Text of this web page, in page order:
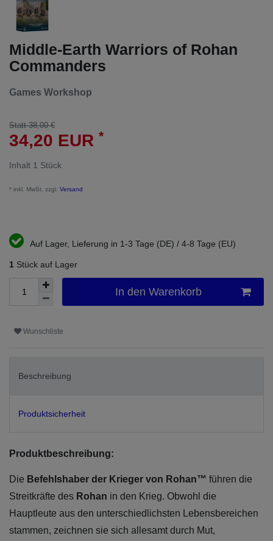
Middle-Earth Warriors of Rohan
Commanders
Games Workshop
Statt 38,00 €
34,20 EUR *
Inhalt 1 Stück
* inkl. MwSt. zzgl. Versand
Auf Lager, Lieferung in 1-3 Tage (DE) / 4-8 Tage (EU)
1 Stück auf Lager
In den Warenkorb
Wunschliste
Beschreibung
Produktsicherheit
Produktbeschreibung:
Die Befehlshaber der Krieger von Rohan™ führen die
Streitkräfte des Rohan in den Krieg. Obwohl die
Hauptleute aus den unterschiedlichsten Lebensbereichen
stammen, zeichnen sie sich allesamt durch Mut,